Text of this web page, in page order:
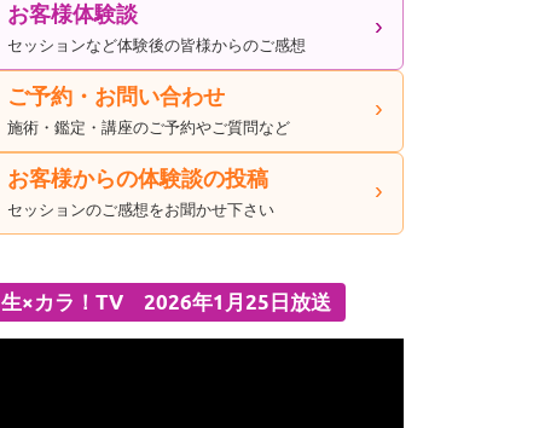
お客様体験談
セッションなど体験後の皆様からのご感想
ご予約・お問い合わせ
施術・鑑定・講座のご予約やご質問など
お客様からの体験談の投稿
セッションのご感想をお聞かせ下さい
生×カラ！TV 2026年1月25日放送